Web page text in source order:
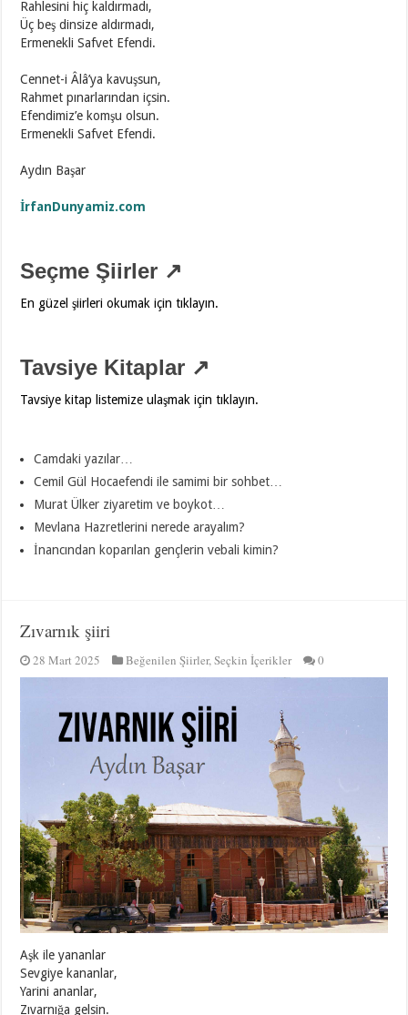
Rahlesini hiç kaldırmadı,
Üç beş dinsize aldırmadı,
Ermenekli Safvet Efendi.
Cennet-i Âlâ’ya kavuşsun,
Rahmet pınarlarından içsin.
Efendimiz’e komşu olsun.
Ermenekli Safvet Efendi.
Aydın Başar
İrfanDunyamiz.com
Seçme Şiirler ↗
En güzel şiirleri okumak için tıklayın.
Tavsiye Kitaplar ↗
Tavsiye kitap listemize ulaşmak için tıklayın.
Camdaki yazılar…
Cemil Gül Hocaefendi ile samimi bir sohbet…
Murat Ülker ziyaretim ve boykot…
Mevlana Hazretlerini nerede arayalım?
İnancından koparılan gençlerin vebali kimin?
Zıvarnık şiiri
28 Mart 2025 Beğenilen Şiirler,Seçkin İçerikler 0
Aşk ile yananlar
Sevgiye kananlar,
Yarini ananlar,
Zıvarnığa gelsin.